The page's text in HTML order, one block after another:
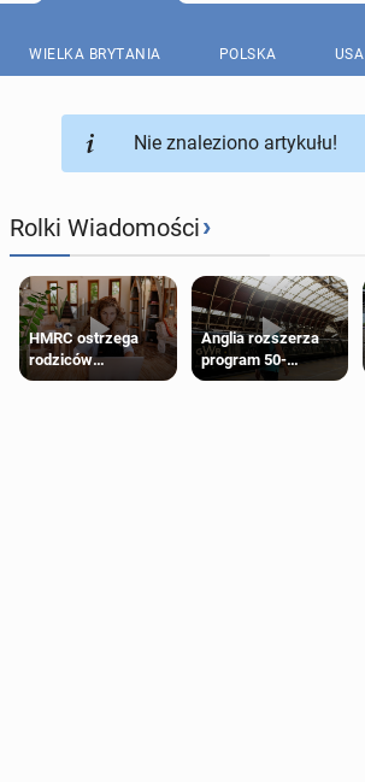
WIELKA BRYTANIA POLSKA USA
Nie znaleziono artykułu!
Rolki Wiadomości›
HMRC ostrzega
rodziców
pobierających Child
Anglia rozszerza
program 50-
procentowych